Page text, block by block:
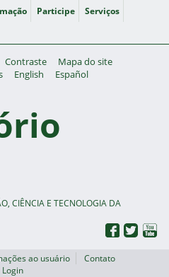
Participe
Serviços
Contraste
Mapa do site
English Español
CIÊNCIA E TECNOLOGIA DA
ao usuário
Contato
Login